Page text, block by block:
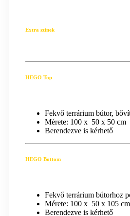
Extra színek
HEGO Top
Fekvő terrárium bútor,
Mérete: 100 x 50 x 50 cm
Berendezve is kérhető
HEGO Bottom
Fekvő terrárium bútorhoz
Mérete: 100 x 50 x 105 cm
Berendezve is kérhető